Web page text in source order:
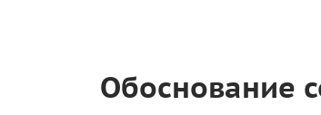
Обоснование